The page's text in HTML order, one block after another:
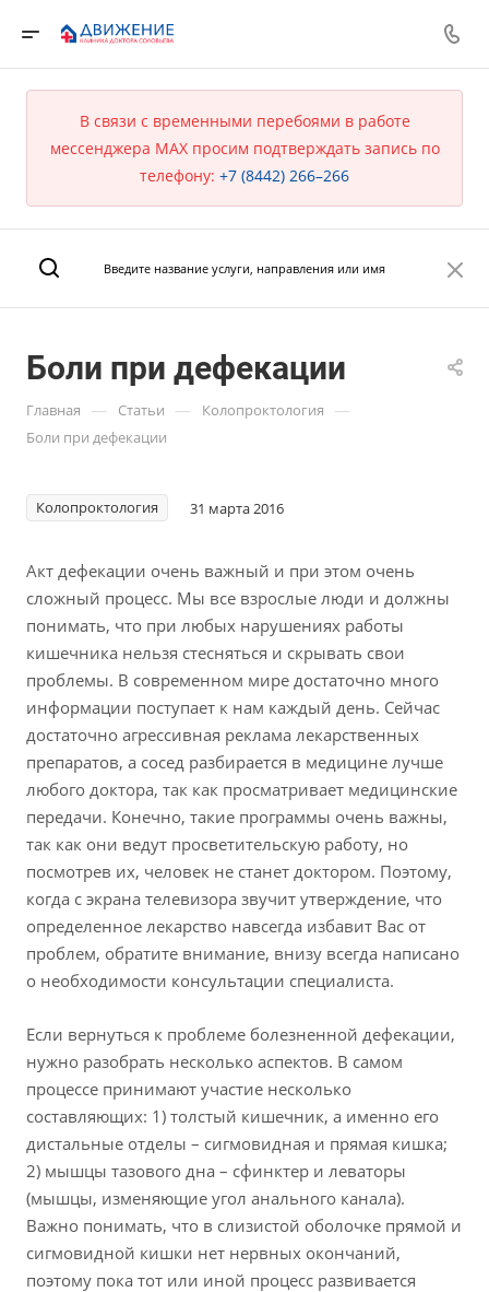
В связи с временными перебоями в работе
мессенджера MAX просим подтверждать запись по
телефону: +7 (8442) 266–266
Боли при дефекации
Главная — Статьи — Колопроктология —
Боли при дефекации
Колопроктология 31 марта 2016
Акт дефекации очень важный и при этом очень
сложный процесс. Мы все взрослые люди и должны
понимать, что при любых нарушениях работы
кишечника нельзя стесняться и скрывать свои
проблемы. В современном мире достаточно много
информации поступает к нам каждый день. Сейчас
достаточно агрессивная реклама лекарственных
препаратов, а сосед разбирается в медицине лучше
любого доктора, так как просматривает медицинские
передачи. Конечно, такие программы очень важны,
так как они ведут просветительскую работу, но
посмотрев их, человек не станет доктором. Поэтому,
когда с экрана телевизора звучит утверждение, что
определенное лекарство навсегда избавит Вас от
проблем, обратите внимание, внизу всегда написано
о необходимости консультации специалиста.
Если вернуться к проблеме болезненной дефекации,
нужно разобрать несколько аспектов. В самом
процессе принимают участие несколько
составляющих: 1) толстый кишечник, а именно его
дистальные отделы – сигмовидная и прямая кишка;
2) мышцы тазового дна – сфинктер и леваторы
(мышцы, изменяющие угол анального канала).
Важно понимать, что в слизистой оболочке прямой и
сигмовидной кишки нет нервных окончаний,
поэтому пока тот или иной процесс развивается